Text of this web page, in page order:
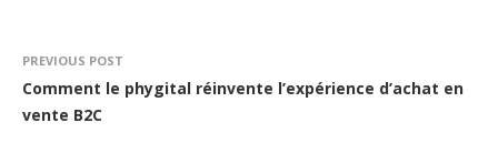
PREVIOUS POST
Comment le phygital réinvente l’expérience d’achat en
vente B2C